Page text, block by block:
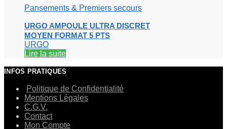
Pansements & Premiers secours
URGO AMPOULE ULTRA DISCRET
MOYEN FORMAT 5 PTS
URGO
Lire la suite
INFOS PRATIQUES
Politique de Confidentialité
Mentions Légales
C.G.V.
Contact
Mon Compte